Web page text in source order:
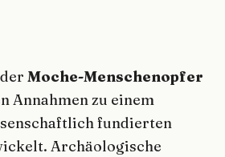
Moche-Menschenopfer
Annahmen zu einem
fundierten
Archäologische